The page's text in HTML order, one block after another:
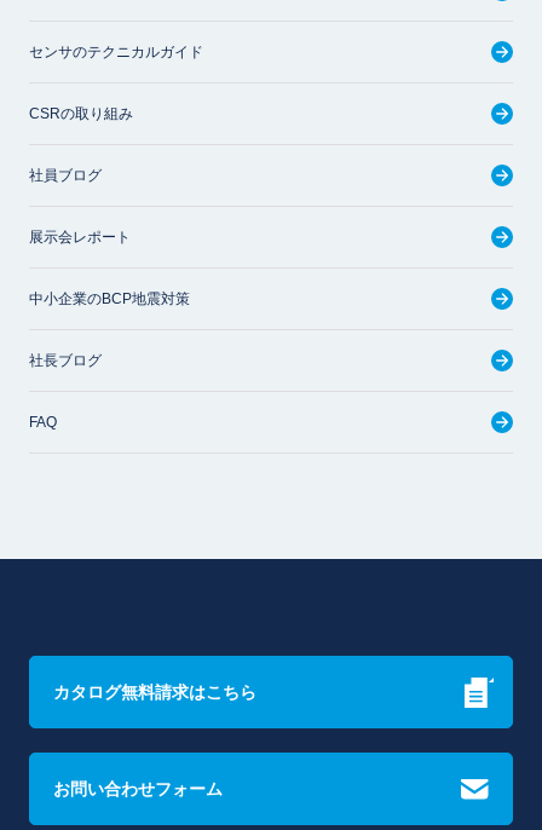
センサのテクニカルガイド
CSRの取り組み
社員ブログ
展示会レポート
中小企業のBCP地震対策
社長ブログ
FAQ
カタログ無料請求はこちら
お問い合わせフォーム